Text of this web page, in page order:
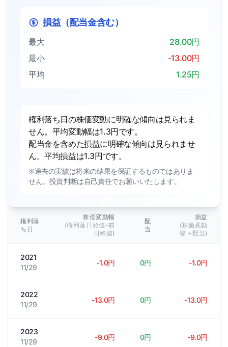
損益（配当金含む）
最大
28.00円
最小
-13.00円
平均
1.25円
権利落ち日の株価変動に明確な傾向は見られま
せん。平均変動幅は1.3円です。
配当金を含めた損益に明確な傾向は見られませ
ん。平均損益は1.3円です。
※過去の実績は将来の結果を保証するものではありま
せん。投資判断は自己責任でお願いいたします。
権利落
ち日
株価変動幅
(権利落日始値-前
日終値)
配
当
損益
(株価変動
幅＋配当)
2021
11/29
-1.0円 0円 -1.0円
2022
11/29
-13.0円 0円 -13.0円
2023
11/29
-9.0円 0円 -9.0円